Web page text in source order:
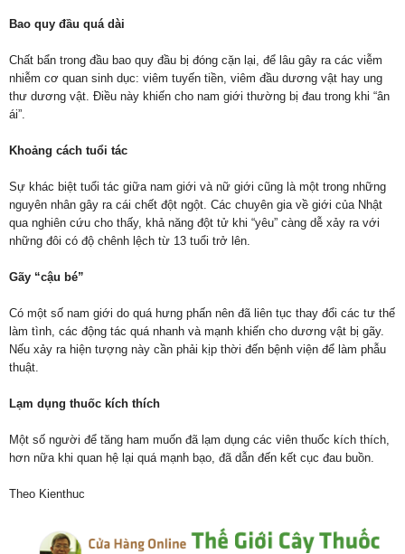
Bao quy đầu quá dài
Chất bẩn trong đầu bao quy đầu bị đóng cặn lại, để lâu gây ra các viễm
nhiễm cơ quan sinh dục: viêm tuyến tiền, viêm đầu dương vật hay ung
thư dương vật. Điều này khiến cho nam giới thường bị đau trong khi “ân
ái”.
Khoảng cách tuổi tác
Sự khác biệt tuổi tác giữa nam giới và nữ giới cũng là một trong những
nguyên nhân gây ra cái chết đột ngột. Các chuyên gia về giới của Nhật
qua nghiên cứu cho thấy, khả năng đột tử khi “yêu” càng dễ xảy ra với
những đôi có độ chênh lệch từ 13 tuổi trở lên.
Gãy “cậu bé”
Có một số nam giới do quá hưng phấn nên đã liên tục thay đổi các tư thế
làm tình, các động tác quá nhanh và mạnh khiến cho dương vật bị gãy.
Nếu xảy ra hiện tượng này cần phải kịp thời đến bệnh viện để làm phẫu
thuật.
Lạm dụng thuốc kích thích
Một số người để tăng ham muốn đã lạm dụng các viên thuốc kích thích,
hơn nữa khi quan hệ lại quá mạnh bạo, đã dẫn đến kết cục đau buồn.
Theo Kienthuc